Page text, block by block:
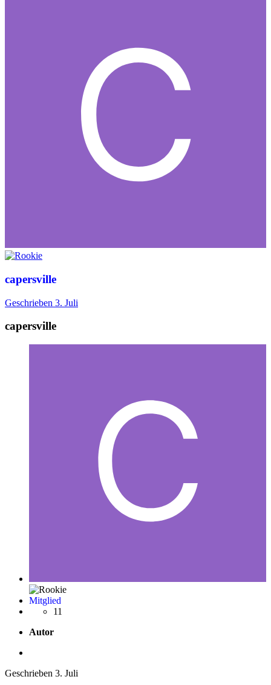
capersville
Geschrieben 3. Juli
capersville
Mitglied
11
Autor
Geschrieben 3. Juli